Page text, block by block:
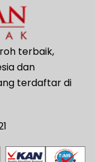
terbaik,
dan
terdaftar di